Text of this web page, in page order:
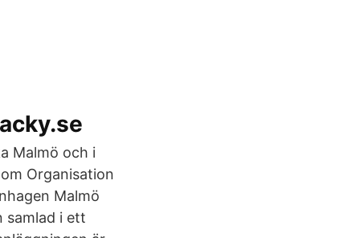
Malmö och i
Organisation
Malmö
samlad i ett